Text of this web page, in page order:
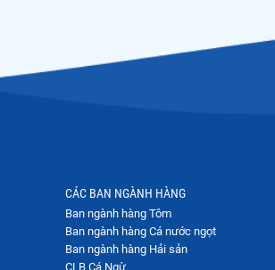
CÁC BAN NGÀNH HÀNG
Ban ngành hàng Tôm
Ban ngành hàng Cá nước ngọt
Ban ngành hàng Hải sản
CLB Cá Ngừ